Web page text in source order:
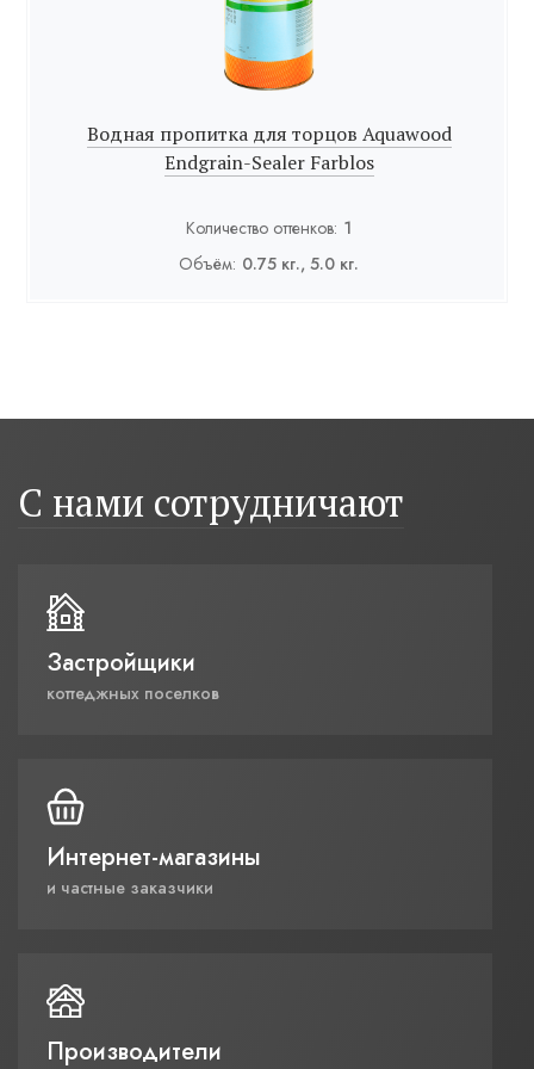
Водная пропитка для торцов Aquawood
Endgrain-Sealer Farblos
Количество оттенков: 1
Объём: 0.75 кг., 5.0 кг.
С нами сотрудничают
Застройщики
коттеджных поселков
Интернет-магазины
и частные заказчики
Производители